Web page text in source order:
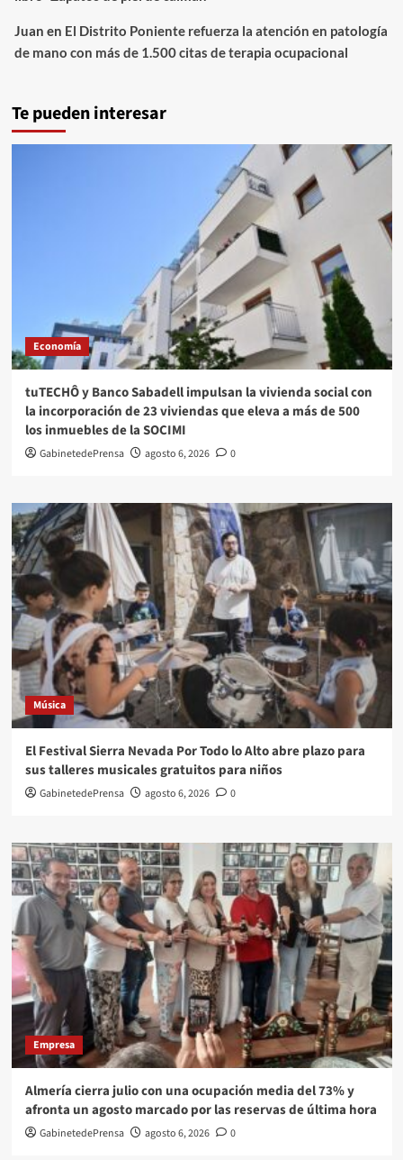
Juan en El Distrito Poniente refuerza la atención en patología
de mano con más de 1.500 citas de terapia ocupacional
Te pueden interesar
Economía
tuTECHÔ y Banco Sabadell impulsan la vivienda social con
la incorporación de 23 viviendas que eleva a más de 500
los inmuebles de la SOCIMI
GabinetedePrensa agosto 6, 2026 0
Música
El Festival Sierra Nevada Por Todo lo Alto abre plazo para
sus talleres musicales gratuitos para niños
GabinetedePrensa agosto 6, 2026 0
Empresa
Almería cierra julio con una ocupación media del 73% y
afronta un agosto marcado por las reservas de última hora
GabinetedePrensa agosto 6, 2026 0